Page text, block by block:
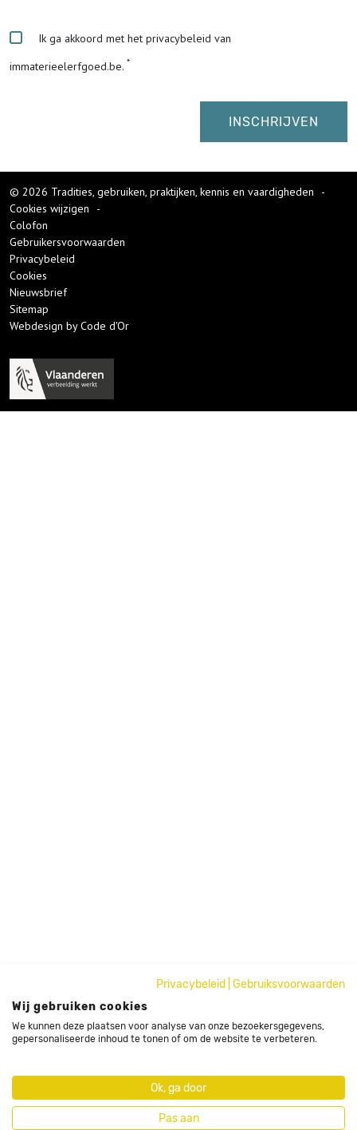
Ik ga akkoord met het privacybeleid van
immaterieelerfgoed.be.
© 2026 Tradities, gebruiken, praktijken, kennis en vaardigheden
-
Cookies wijzigen
-
Colofon
Gebruikersvoorwaarden
Privacybeleid
Cookies
Nieuwsbrief
Sitemap
Webdesign by Code d'Or
Privacybeleid
Gebruiksvoorwaarden
Wij gebruiken cookies
We kunnen deze plaatsen voor analyse van onze bezoekersgegevens,
gepersonaliseerde inhoud te tonen of om de website te verbeteren.
Ok, ga door
Pas aan